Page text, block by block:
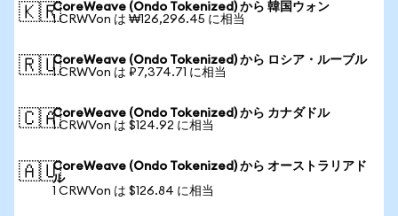
🇰🇷CoreWeave (Ondo Tokenized) から 韓国ウォン
1 CRWVon は ₩126,296.45 に相当
🇷🇺CoreWeave (Ondo Tokenized) から ロシア・ルーブル
1 CRWVon は ₽7,374.71 に相当
🇨🇦CoreWeave (Ondo Tokenized) から カナダドル
1 CRWVon は $124.92 に相当
🇦🇺CoreWeave (Ondo Tokenized) から オーストラリアド
ル
1 CRWVon は $126.84 に相当